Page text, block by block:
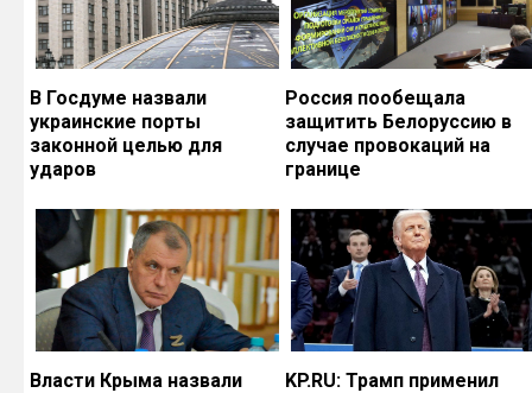
В Госдуме назвали
украинские порты
законной целью для
ударов
Россия пообещала
защитить Белоруссию в
случае провокаций на
границе
Власти Крыма назвали
KP.RU: Трамп применил